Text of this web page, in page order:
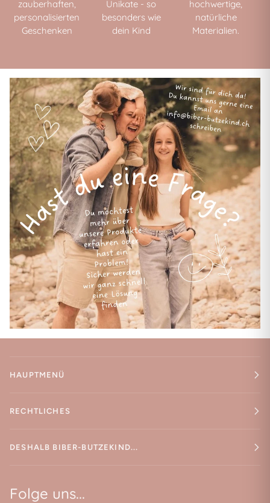
zauberhaften,
personalisierten
Geschenken
Unikate - so
besonders wie
dein Kind
hochwertige,
natürliche
Materialien.
HAUPTMENÜ
RECHTLICHES
DESHALB BIBER-BUTZEKIND...
Folge uns...